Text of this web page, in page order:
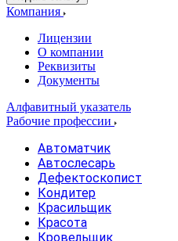
Компания
Лицензии
О компании
Реквизиты
Документы
Алфавитный указатель
Рабочие профессии
Автоматчик
Автослесарь
Дефектоскопист
Кондитер
Красильщик
Красота
Кровельщик